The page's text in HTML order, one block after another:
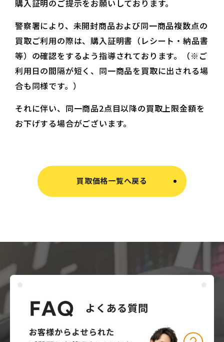
購入証明のご提示をお願いしております。
警察署により、未開封商品および同一商品複数点の
買取ご利用の際は、購入証明書（レシート・納品書
等）の確認をするよう指導されております。（※ご
利用日の間隔が短く、同一商品を買取に出される場
合も同様です。）
それに伴い、同一商品2点目以降の買取上限金額を
お下げする場合がございます。
買取価格一覧へ戻る